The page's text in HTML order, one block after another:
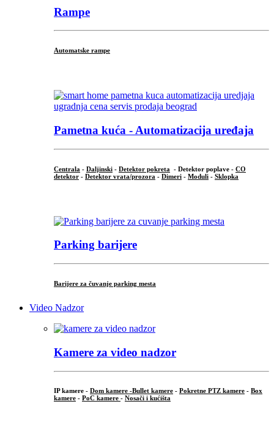
Rampe
Automatske rampe
Pametna kuća - Automatizacija uređaja
Centrala - Daljinski - Detektor pokreta - Detektor poplave - CO
detektor - Detektor vrata/prozora - Dimeri - Moduli - Sklopka
Parking barijere
Barijere za čuvanje parking mesta
Video Nadzor
Kamere za video nadzor
IP kamere - Dom kamere -Bullet kamere - Pokretne PTZ kamere - Box
kamere - PoC kamere - Nosači i kućišta